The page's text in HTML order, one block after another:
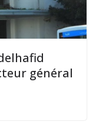
général